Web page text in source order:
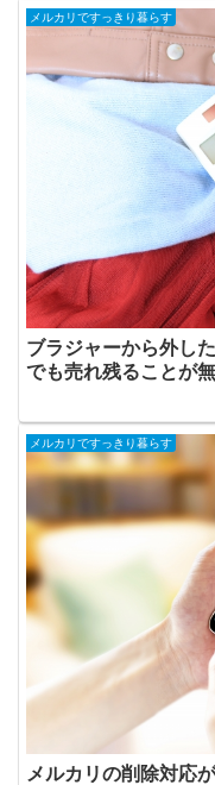
メルカリですっきり暮らす
ブラジャーから外し
でも売れ残ることが
メルカリですっきり暮らす
メルカリの削除対応